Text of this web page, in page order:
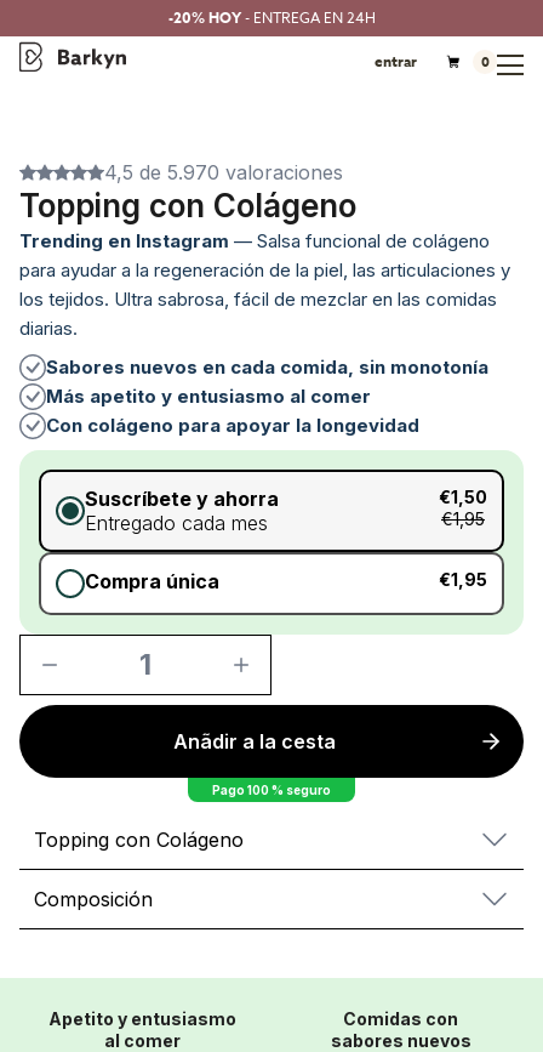
-20% HOY- ENTREGA EN 24H
entrar 0
4,5 de 5.970 valoraciones
Topping con Colágeno
Trending en Instagram — Salsa funcional de colágeno
para ayudar a la regeneración de la piel, las articulaciones y
los tejidos. Ultra sabrosa, fácil de mezclar en las comidas
diarias.
Sabores nuevos en cada comida, sin monotonía
Más apetito y entusiasmo al comer
Con colágeno para apoyar la longevidad
Suscríbete y ahorra
Entregado cada mes
€1,50
€1,95
Compra única €1,95
1
Anãdir a la cesta
Pago 100 % seguro
Topping con Colágeno
Composición
Apetito y entusiasmo
al comer
Comidas con
sabores nuevos